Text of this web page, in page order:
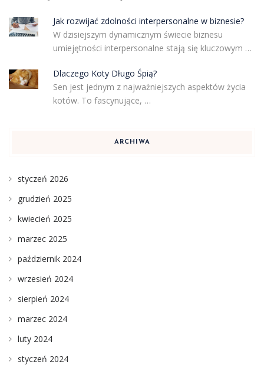
Jak rozwijać zdolności interpersonalne w biznesie?
W dzisiejszym dynamicznym świecie biznesu
umiejętności interpersonalne stają się kluczowym …
Dlaczego Koty Długo Śpią?
Sen jest jednym z najważniejszych aspektów życia
kotów. To fascynujące, …
ARCHIWA
styczeń 2026
grudzień 2025
kwiecień 2025
marzec 2025
październik 2024
wrzesień 2024
sierpień 2024
marzec 2024
luty 2024
styczeń 2024